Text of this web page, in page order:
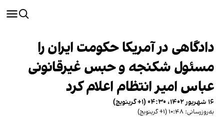
دادگاهی در آمریکا حکومت ایران را
مسئول شکنجه و حبس غیرقانونی
عباس امیر انتظام اعلام کرد
۱۶ شهریور ۱۴۰۲، ۰۴:۳۰ (‎+۱ گرینویچ)
به‌روزرسانی: ۱۰:۴۸ (‎+۱ گرینویچ)